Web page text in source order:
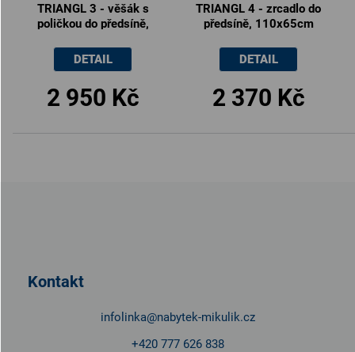
TRIANGL 3 - věšák s
poličkou do předsíně,
2 950 Kč
DETAIL
TRIANGL 4 - zrcadlo do
předsíně, 110x65cm
2 370 Kč
DETAIL
Kontakt
infolinka@nabytek-mikulik.cz
+420 777 626 838